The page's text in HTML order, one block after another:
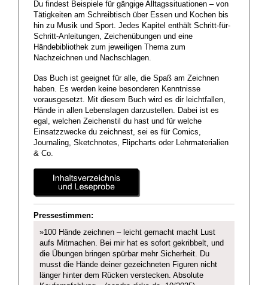
Du findest Beispiele für gängige Alltagssituationen – von
Tätigkeiten am Schreibtisch über Essen und Kochen bis
hin zu Musik und Sport. Jedes Kapitel enthält Schritt-für-
Schritt-Anleitungen, Zeichenübungen und eine
Händebibliothek zum jeweiligen Thema zum
Nachzeichnen und Nachschlagen.
Das Buch ist geeignet für alle, die Spaß am Zeichnen
haben. Es werden keine besonderen Kenntnisse
vorausgesetzt. Mit diesem Buch wird es dir leichtfallen,
Hände in allen Lebenslagen darzustellen. Dabei ist es
egal, welchen Zeichenstil du hast und für welche
Einsatzzwecke du zeichnest, sei es für Comics,
Journaling, Sketchnotes, Flipcharts oder Lehrmaterialien
& Co.
Pressestimmen:
»100 Hände zeichnen – leicht gemacht macht Lust
aufs Mitmachen. Bei mir hat es sofort gekribbelt, und
die Übungen bringen spürbar mehr Sicherheit. Du
musst die Hände deiner gezeichneten Figuren nicht
länger hinter dem Rücken verstecken. Absolute